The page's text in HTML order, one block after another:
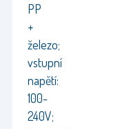
PP
+
železo;
vstupní
napětí:
100-
240V;